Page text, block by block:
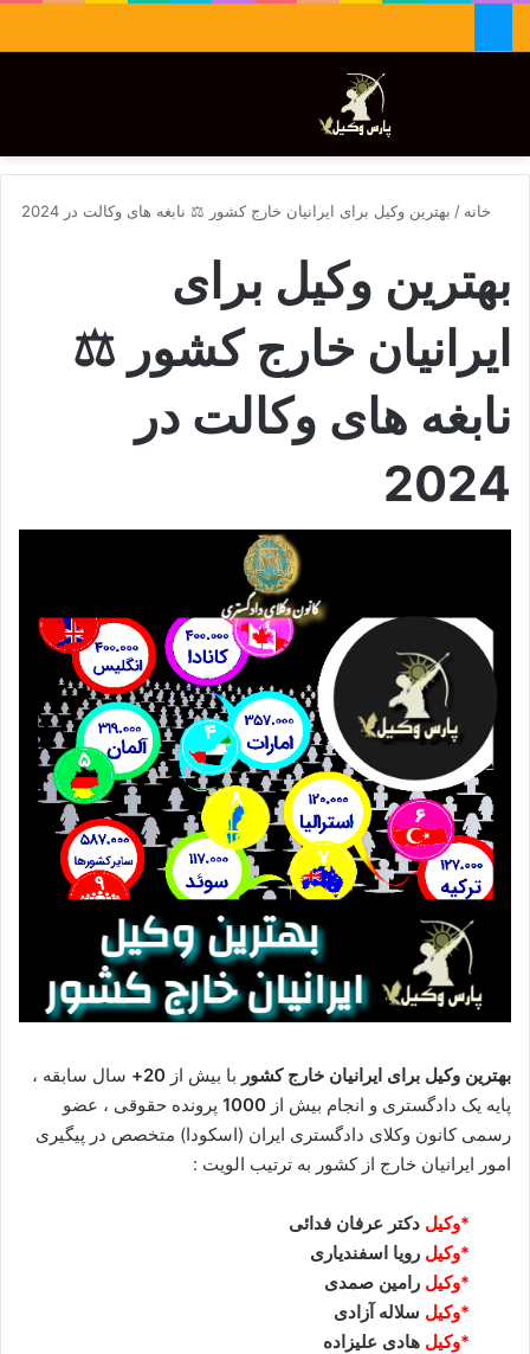
تغییر پوسته
خانه / بهترین وکیل برای ایرانیان خارج کشور ⚖️ نابغه های وکالت در 2024
بهترین وکیل برای
ایرانیان خارج کشور ⚖️
نابغه های وکالت در
2024
بهترین وکیل برای ایرانیان خارج کشور با بیش از 20+
سال سابقه ،
پایه یک دادگستری و انجام بیش از
پرونده حقوقی ، عضو
رسمی کانون وکلای دادگستری ایران (اسکودا) متخصص در پیگیری
امور ایرانیان خارج از کشور به ترتیب الویت :
*وکیل دکتر عرفان فدائی
*وکیل رویا اسفندیاری
*وکیل رامین صمدی
*وکیل سلاله آزادی
*وکیل هادی علیزاده